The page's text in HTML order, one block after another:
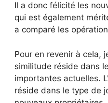
Il a donc félicité les
qui est également
a comparé les
Pour en revenir à cela,
similitude réside dans
importantes actuelles.
réside dans le type de